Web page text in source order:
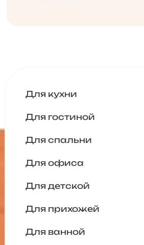
Для кухни
Для гостиной
Для спальни
Для офиса
Для детской
Для прихожей
Для ванной